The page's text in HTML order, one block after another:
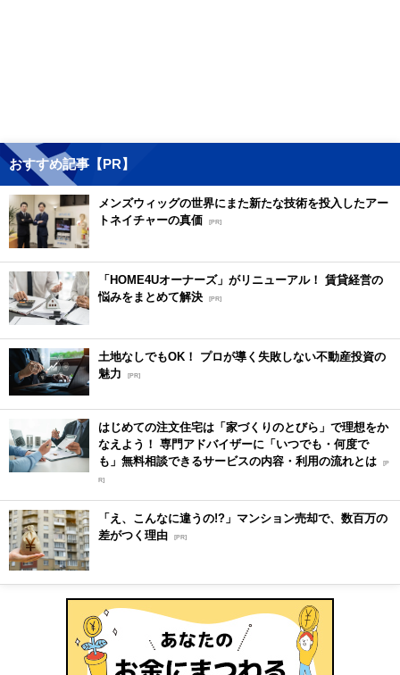
おすすめ記事【PR】
メンズウィッグの世界にまた新たな技術を投入したアー
トネイチャーの真価
[PR]
「HOME4Uオーナーズ」がリニューアル！ 賃貸経営の
悩みをまとめて解決 [PR]
土地なしでもOK！ プロが導く失敗しない不動産投資の
魅力
[PR]
はじめての注文住宅は「家づくりのとびら」で理想をか
なえよう！ 専門アドバイザーに「いつでも・何度で
も」無料相談できるサービスの内容・利用の流れとは [P
R]
「え、こんなに違うの!?」マンション売却で、数百万の
差がつく理由 [PR]